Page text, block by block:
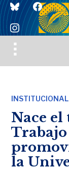
blueskyfacebook
instagram
Toggle
sidebar
INSTITUCIONAL
Nace
Trabajo
la